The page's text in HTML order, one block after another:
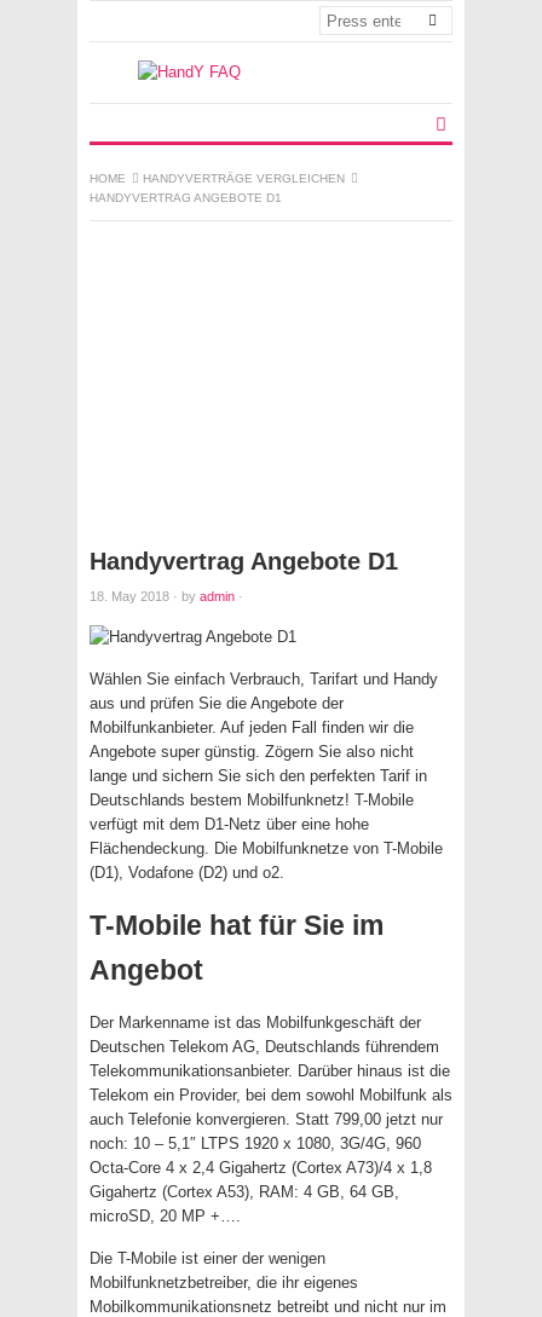
HOME
HANDYVERTRÄGE VERGLEICHEN
HANDYVERTRAG ANGEBOTE D1
Handyvertrag Angebote D1
18. May 2018 · by admin ·
Wählen Sie einfach Verbrauch, Tarifart und Handy
aus und prüfen Sie die Angebote der
Mobilfunkanbieter. Auf jeden Fall finden wir die
Angebote super günstig. Zögern Sie also nicht
lange und sichern Sie sich den perfekten Tarif in
Deutschlands bestem Mobilfunknetz! T-Mobile
verfügt mit dem D1-Netz über eine hohe
Flächendeckung. Die Mobilfunknetze von T-Mobile
(D1), Vodafone (D2) und o2.
T-Mobile hat für Sie im
Angebot
Der Markenname ist das Mobilfunkgeschäft der
Deutschen Telekom AG, Deutschlands führendem
Telekommunikationsanbieter. Darüber hinaus ist die
Telekom ein Provider, bei dem sowohl Mobilfunk als
auch Telefonie konvergieren. Statt 799,00 jetzt nur
noch: 10 – 5,1″ LTPS 1920 x 1080, 3G/4G, 960
Octa-Core 4 x 2,4 Gigahertz (Cortex A73)/4 x 1,8
Gigahertz (Cortex A53), RAM: 4 GB, 64 GB,
microSD, 20 MP +….
Die T-Mobile ist einer der wenigen
Mobilfunknetzbetreiber, die ihr eigenes
Mobilkommunikationsnetz betreibt und nicht nur im